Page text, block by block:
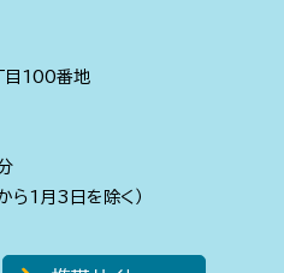
目100番地
ら1月3日を除く）